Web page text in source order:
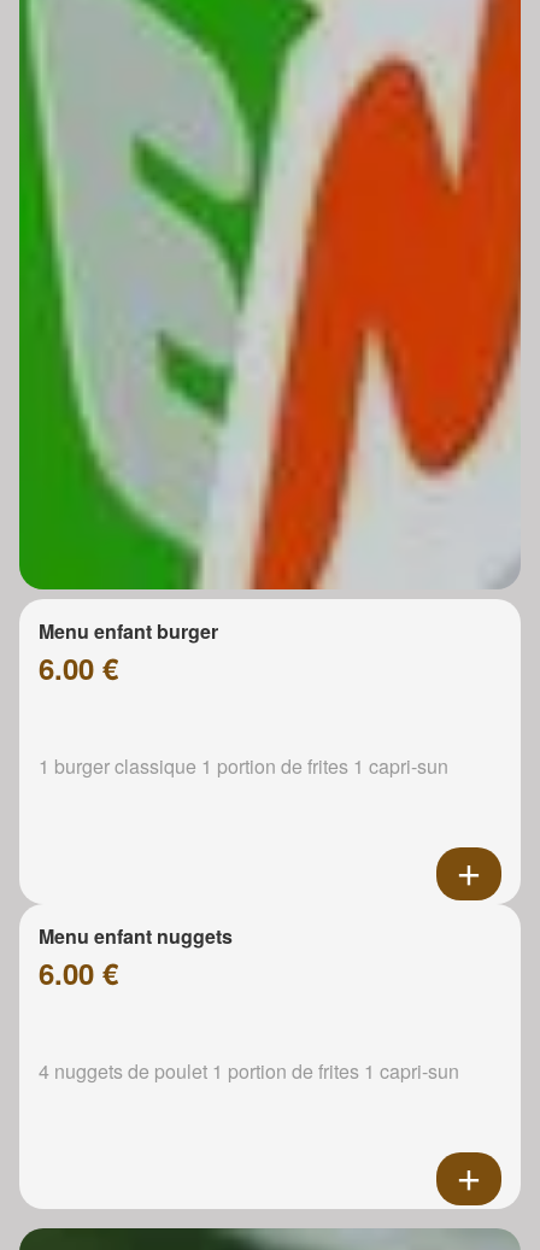
Menu enfant burger
6.00 €
1 burger classique 1 portion de frites 1 capri-sun
Menu enfant nuggets
6.00 €
4 nuggets de poulet 1 portion de frites 1 capri-sun